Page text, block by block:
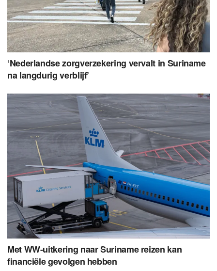
‘Nederlandse zorgverzekering vervalt in Suriname
na langdurig verblijf’
Met WW-uitkering naar Suriname reizen kan
financiële gevolgen hebben